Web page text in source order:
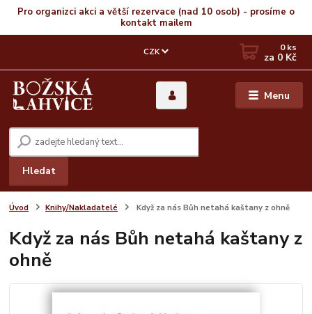
Pro organizci akci a větší rezervace (nad 10 osob) - prosíme o
kontakt mailem
Menu
CZK
Hledat
0ks
za 0 Kč
Úvod Knihy/Nakladatelé Když za nás Bůh netahá kaštany z ohně
Když za nás Bůh netahá kaštany z
ohně